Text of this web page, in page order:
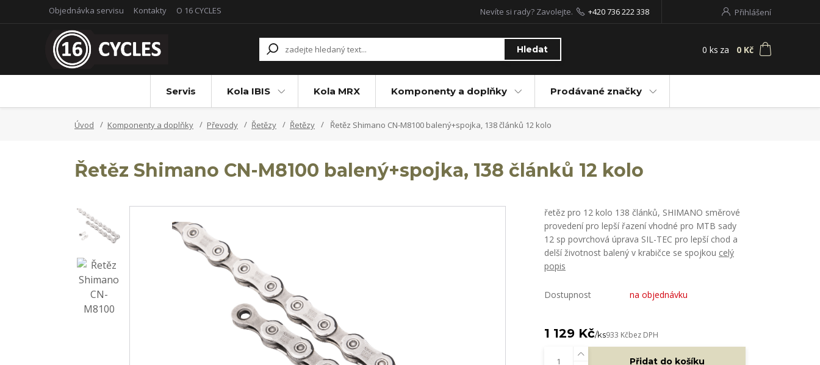
Objednávka servisu Kontakty O 16 CYCLES Přihlášení
Hledat
Nevíte si rady? Zavolejte. +420 736 222 338
0 ks za 0 Kč
Servis Kola IBIS Kola MRX Komponenty a doplňky Prodávané značky
Úvod Komponenty a doplňky Převody Řetězy Řetězy Řetěz Shimano CN-M8100 balený+spojka, 138 článků 12 kolo
Řetěz Shimano CN-M8100 balený+spojka, 138 článků 12 kolo
řetěz pro 12 kolo 138 článků, SHIMANO směrové
provedení pro lepší řazení vhodné pro MTB sady
12 sp povrchová úprava SIL-TEC pro lepší chod a
delší životnost balený v krabičce se spojkou celý
popis
Dostupnost na objednávku
1 129 Kč/ks933 Kčbez DPH
Přidat do košíku